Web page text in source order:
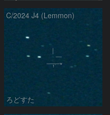
C/2024 J4 (Lemmon)
ろどすた